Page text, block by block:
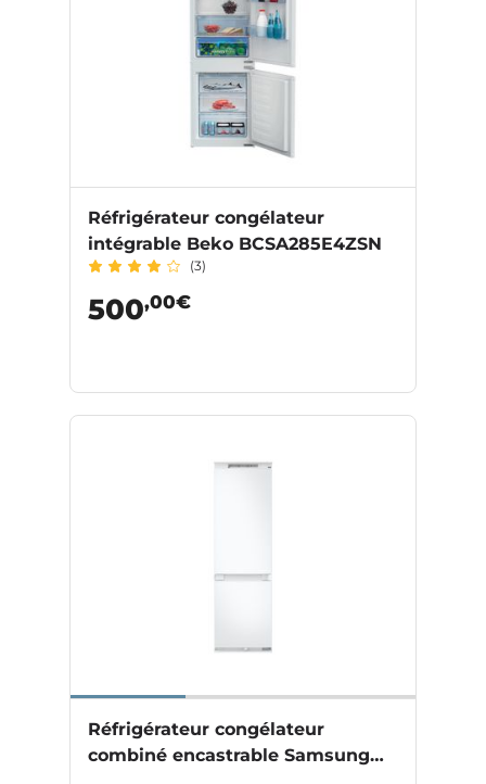
Réfrigérateur congélateur
intégrable Beko BCSA285E4ZSN
(3)
500,00€
Réfrigérateur congélateur
combiné encastrable Samsung